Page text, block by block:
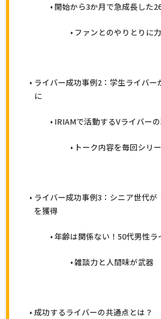
開始から3か月で急成長した
ファンとのやりとりに
ライバー成功事例2：学生ライバ
に
IRIAMで活動するVライバー
トーク内容を毎回シリ
ライバー成功事例3：シニア世代
を獲得
年齢は関係ない！50代男性ラ
雑談力と人間味が武器
成功するライバーの共通点とは？